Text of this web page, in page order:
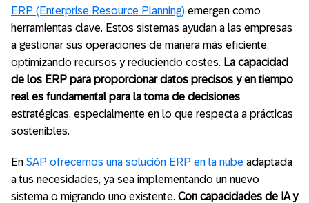
ERP (Enterprise Resource Planning) emergen como
herramientas clave. Estos sistemas ayudan a las empresas
a gestionar sus operaciones de manera más eficiente,
optimizando recursos y reduciendo costes. La capacidad
de los ERP para proporcionar datos precisos y en tiempo
real es fundamental para la toma de decisiones
estratégicas, especialmente en lo que respecta a prácticas
sostenibles.
En SAP ofrecemos una solución ERP en la nube adaptada
a tus necesidades, ya sea implementando un nuevo
sistema o migrando uno existente. Con capacidades de IA y